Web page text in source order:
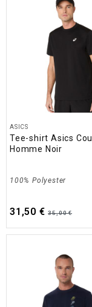
ASICS
Tee-shirt Asics
Homme Noir
100% Polyester
31,50 € 35,00 €